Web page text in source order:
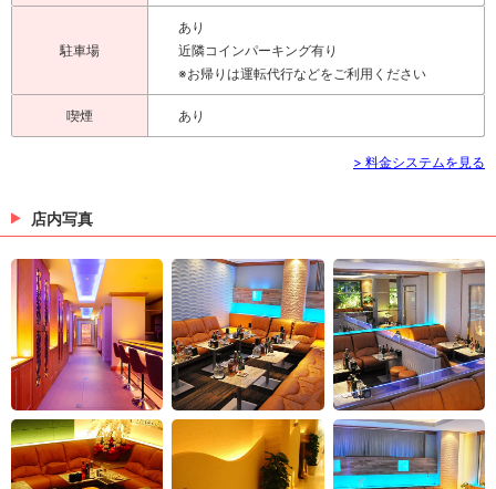
駐車場
あり
近隣コインパーキング有り
※お帰りは運転代行などをご利用ください
喫煙 あり
> 料金システムを見る
店内写真